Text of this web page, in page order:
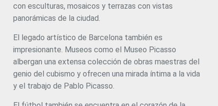
con esculturas, mosaicos y terrazas con vistas
panorámicas de la ciudad.
El legado artístico de Barcelona también es
impresionante. Museos como el Museo Picasso
albergan una extensa colección de obras maestras del
genio del cubismo y ofrecen una mirada íntima a la vida
y el trabajo de Pablo Picasso.